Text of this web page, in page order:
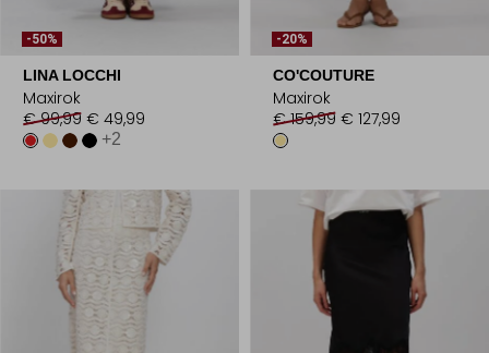
-50%
LINA LOCCHI
Maxirok
€ 99,99 € 49,99
+2
-20%
CO'COUTURE
Maxirok
€ 159,99 € 127,99